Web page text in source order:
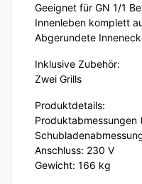
Geeignet für GN 1/1
Innenleben komplett
Abgerundete
Inklusive Zubehör:
Zwei Grills
Produktdetails:
Anschluss: 230 V
Gewicht: 166 kg